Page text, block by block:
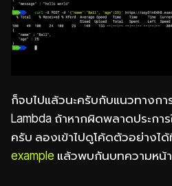
ก็จบไปแล้วนะครับกับแนวทางการ
Lambda ถ้าหากผิดพลาดประกา
ครับ ลองเข้าไปดูโค้ดตัวอย่างได้
example แล้วพบกันบทความหน้